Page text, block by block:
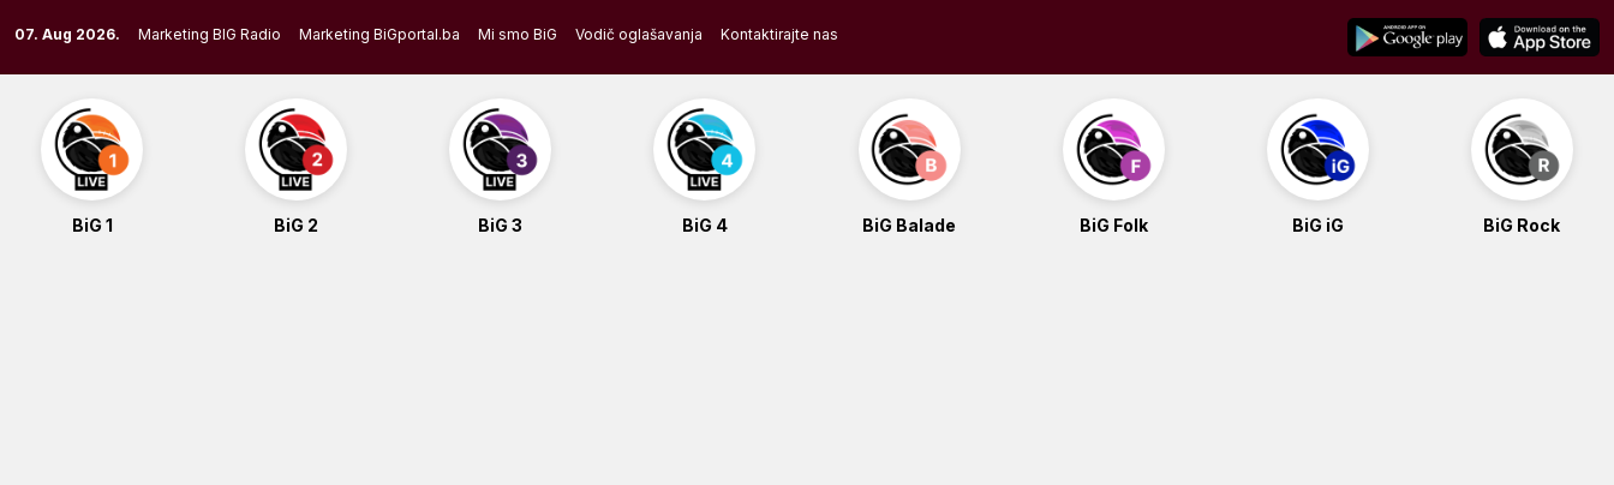
to
content
07. Aug 2026. Marketing BIG Radio Marketing BiGportal.ba Mi smo BiG Vodič oglašavanja Kontaktirajte nas
BiG 1 BiG 2 BiG 3 BiG 4 BiG Balade BiG Folk BiG iG BiG Rock